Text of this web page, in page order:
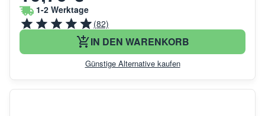
1-2 Werktage
(82)
IN DEN WARENKORB
Günstige Alternative kaufen